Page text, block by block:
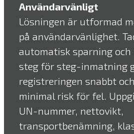
Användarvänligt
Lösningen är utformad
på användarvänlighet.
automatisk sparning och
steg för steg-inmatning
registreringen snabbt
minimal risk för fel.
UN-nummer, nettovikt,
transportbenämning,